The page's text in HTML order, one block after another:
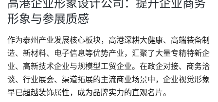
形象与参展质感
作为泰州产业发展核心板块，高港深耕大健康、高端装备制
造、新材料、电子信息等优势产业，汇聚了大量专精特新企
业、高新技术企业与规模型工贸企业。在政企对接、商务洽
谈、行业展会、渠道拓展的主流商业场景中，企业视觉形象
早已超越装饰属性，成为品牌实力的直观名片。